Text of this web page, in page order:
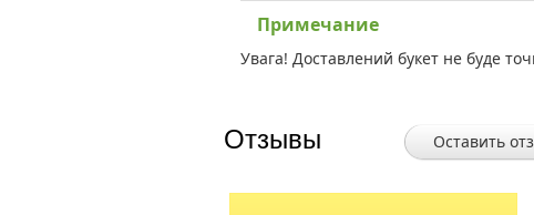
Примечание
Увага! Доставлений букет не буде
Отзывы Оставить